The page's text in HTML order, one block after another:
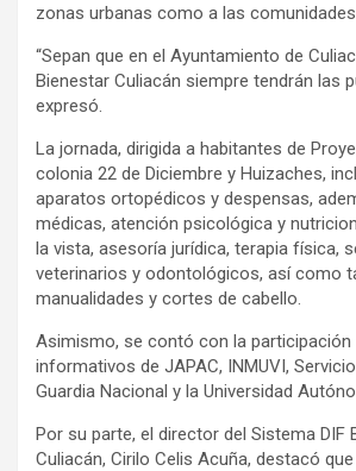
zonas urbanas como a las
“Sepan que en el Ayuntamiento de
Bienestar Culiacán siempre tendrán las
expresó.
La jornada, dirigida a habitantes de
colonia 22 de Diciembre y Huizaches,
aparatos ortopédicos y despensas,
médicas, atención psicológica y
la vista, asesoría jurídica, terapia física,
veterinarios y odontológicos, así como
manualidades y cortes de cabello.
Asimismo, se contó con la participación
informativos de JAPAC, INMUVI,
Guardia Nacional y la Universidad
Por su parte, el director del Sistema DIF
Culiacán, Cirilo Celis Acuña, destacó